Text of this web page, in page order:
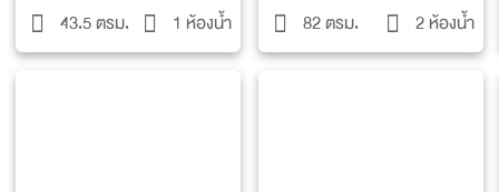
43.5 ตรม.
1 ห้องน้ำ
82 ตรม.
2 ห้องน้ำ